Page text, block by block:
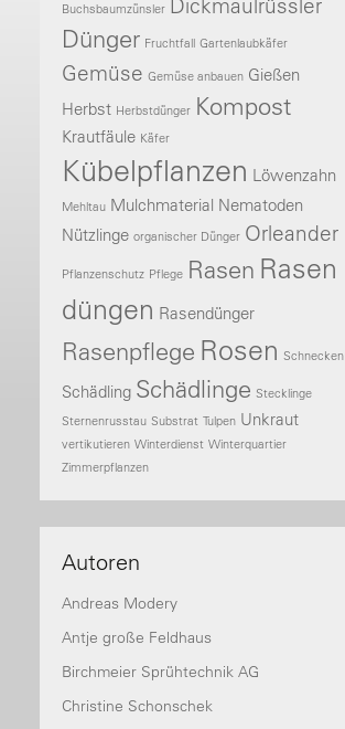
Buchsbaumzünsler Dickmaulrüssler
Dünger Fruchtfall Gartenlaubkäfer
Gemüse Gemüse anbauen Gießen
Herbst Herbstdünger Kompost
Krautfäule Käfer
Kübelpflanzen Löwenzahn
Mehltau Mulchmaterial Nematoden
Nützlinge organischer Dünger Orleander
Pflanzenschutz Pflege Rasen Rasen
düngen Rasendünger
Rasenpflege Rosen Schnecken
Schädling Schädlinge Stecklinge
Sternenrusstau Substrat Tulpen Unkraut
vertikutieren Winterdienst Winterquartier
Zimmerpflanzen
Autoren
Andreas Modery
Antje große Feldhaus
Birchmeier Sprühtechnik AG
Christine Schonschek